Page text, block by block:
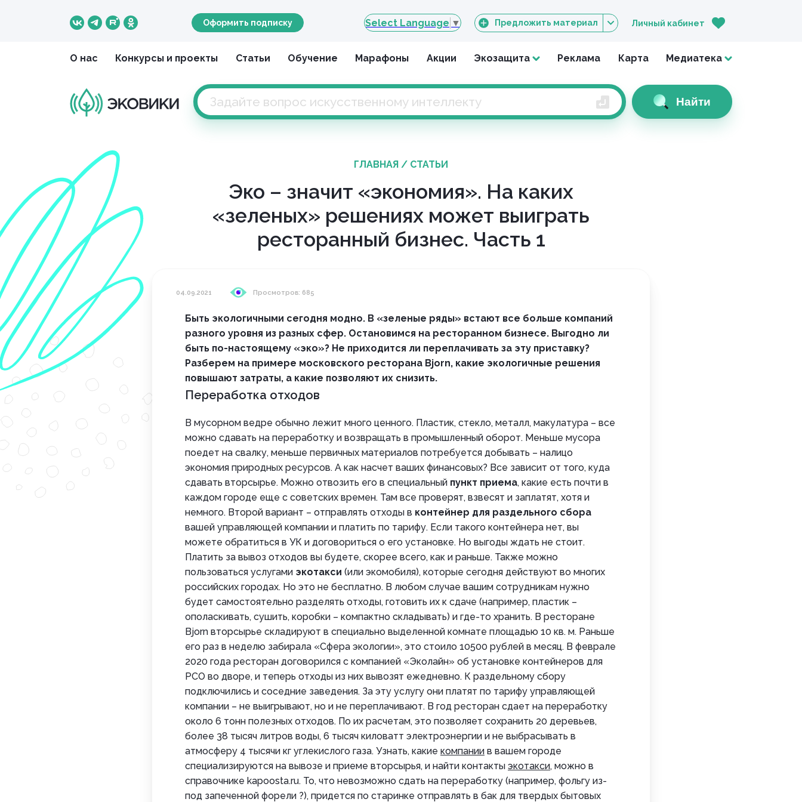
Оформить подписку Select Language ▼ Предложить материал Личный кабинет
О нас Конкурсы и проекты Статьи Обучение Марафоны Акции Экозащита Реклама Карта Медиатека
Найти
ГЛАВНАЯ / СТАТЬИ
Эко – значит «экономия». На каких
«зеленых» решениях может выиграть
ресторанный бизнес. Часть 1
04.09.2021 Просмотров: 685
Быть экологичными сегодня модно. В «зеленые ряды» встают все больше компаний
разного уровня из разных сфер. Остановимся на ресторанном бизнесе. Выгодно ли
быть по-настоящему «эко»? Не приходится ли переплачивать за эту приставку?
Разберем на примере московского ресторана Bjorn, какие экологичные решения
повышают затраты, а какие позволяют их снизить.
Переработка отходов
В мусорном ведре обычно лежит много ценного. Пластик, стекло, металл, макулатура – все
можно сдавать на переработку и возвращать в промышленный оборот. Меньше мусора
поедет на свалку, меньше первичных материалов потребуется добывать – налицо
экономия природных ресурсов. А как насчет ваших финансовых? Все зависит от того, куда
сдавать вторсырье. Можно отвозить его в специальный пункт приема, какие есть почти в
каждом городе еще с советских времен. Там все проверят, взвесят и заплатят, хотя и
немного. Второй вариант – отправлять отходы в контейнер для раздельного сбора
вашей управляющей компании и платить по тарифу. Если такого контейнера нет, вы
можете обратиться в УК и договориться о его установке. Но выгоды ждать не стоит.
Платить за вывоз отходов вы будете, скорее всего, как и раньше. Также можно
пользоваться услугами экотакси (или экомобиля), которые сегодня действуют во многих
российских городах. Но это не бесплатно. В любом случае вашим сотрудникам нужно
будет самостоятельно разделять отходы, готовить их к сдаче (например, пластик –
ополаскивать, сушить, коробки – компактно складывать) и где-то хранить. В ресторане
Bjorn вторсырье складируют в специально выделенной комнате площадью 10 кв. м. Раньше
его раз в неделю забирала «Сфера экологии», это стоило 10500 рублей в месяц. В феврале
2020 года ресторан договорился с компанией «Эколайн» об установке контейнеров для
РСО во дворе, и теперь отходы из них вывозят ежедневно. К раздельному сбору
подключились и соседние заведения. За эту услугу они платят по тарифу управляющей
компании – не выигрывают, но и не переплачивают. В год ресторан сдает на переработку
около 6 тонн полезных отходов. По их расчетам, это позволяет сохранить 20 деревьев,
более 38 тысяч литров воды, 6 тысяч киловатт электроэнергии и не выбрасывать в
атмосферу 4 тысячи кг углекислого газа. Узнать, какие компании в вашем городе
специализируются на вывозе и приеме вторсырья, и найти контакты экотакси, можно в
справочнике kapoosta.ru. То, что невозможно сдать на переработку (например, фольгу из-
под запеченной форели ?), придется по старинке отправлять в бак для твердых бытовых